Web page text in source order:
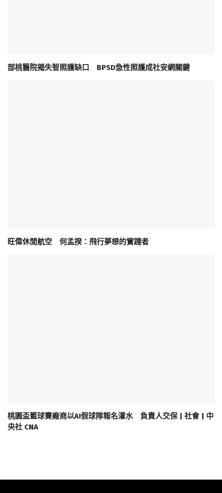
部桃醫院揭失智照護缺口 BPSD急性照護成社安網關鍵
旺偉休閒航空 何孟揆：飛行夢想的實踐者
桃園盃籃球賽廠商以AI假球隊報名灌水 負責人交保 | 社會 | 中
央社 CNA